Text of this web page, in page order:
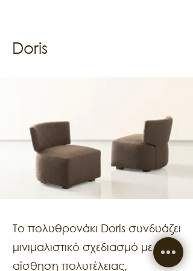
Doris
Το πολυθρονάκι Doris συνδυάζει
μινιμαλιστικό σχεδιασμό με μια
αίσθηση πολυτέλειας,